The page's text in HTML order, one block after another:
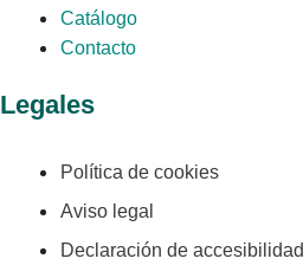
Catálogo
Contacto
Legales
Política de cookies
Aviso legal
Declaración de accesibilidad